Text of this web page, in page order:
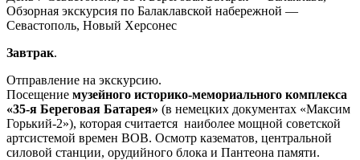
Обзорная экскурсия по Балаклавской набережной —
Севастополь, Новый Херсонес
Завтрак.
Отправление на экскурсию.
Посещение музейного историко-мемориального комплекса
«35-я Береговая Батарея» (в немецких документах «Максим
Горький-2»), которая считается наиболее мощной советской
артсистемой времен ВОВ. Осмотр казематов, центральной
силовой станции, орудийного блока и Пантеона памяти.